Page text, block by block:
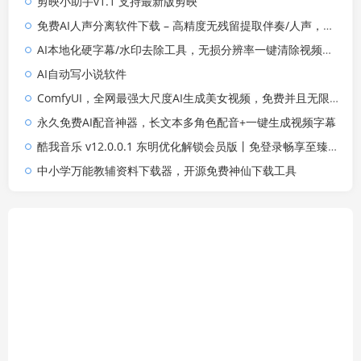
免费AI人声分离软件下载 – 高精度无残留提取伴奏/人声，支持MP3/WAV/M4A/AIFF格式，离线使用
AI本地化硬字幕/水印去除工具，无损分辨率一键清除视频字幕与文本水印
AI自动写小说软件
ComfyUI，全网最强大尺度AI生成美女视频，免费并且无限制
永久免费AI配音神器，长文本多角色配音+一键生成视频字幕
酷我音乐 v12.0.0.1 东明优化解锁会员版丨免登录畅享至臻母带/全景声/AI音效，支持无损FLAC下载与Hi-Res高解析音频播放
中小学万能教辅资料下载器，开源免费神仙下载工具